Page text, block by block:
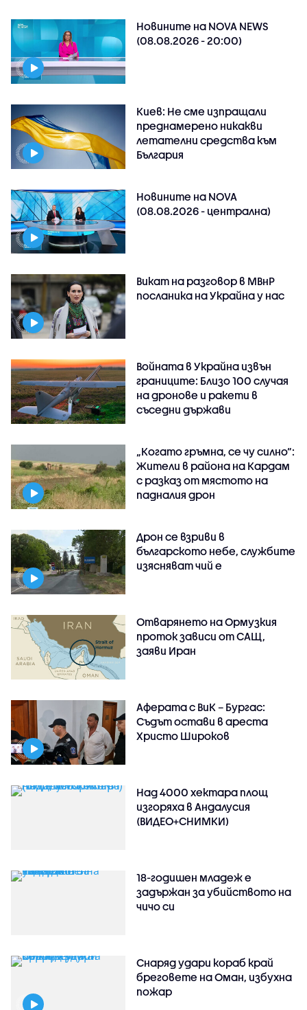
Новините на NOVA NEWS
(08.08.2026 - 20:00)
Киев: Не сме изпращали
преднамерено никакви
летателни средства към
България
Новините на NOVA
(08.08.2026 - централна)
Викат на разговор в МВнР
посланика на Украйна у нас
Войната в Украйна извън
границите: Близо 100 случая
на дронове и ракети в
съседни държави
„Когато гръмна, се чу силно“:
Жители в района на Кардам
с разказ от мястото на
падналия дрон
Дрон се взриви в
българското небе, службите
изясняват чий е
Отварянето на Ормузкия
проток зависи от САЩ,
заяви Иран
Аферата с ВиК – Бургас:
Съдът остави в ареста
Христо Широков
Над 4000 хектара площ
изгоряха в Андалусия
(ВИДЕО+СНИМКИ)
18-годишен младеж е
задържан за убийството на
чичо си
Снаряд удари кораб край
бреговете на Оман, избухна
пожар